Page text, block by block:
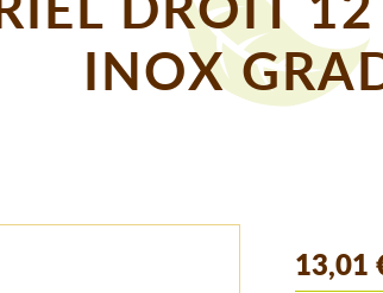
DROIT
INOX
13,01